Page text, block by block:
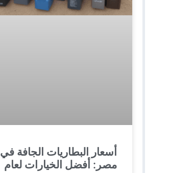
أسعار البطاريات الجافة في
مصر: أفضل الخيارات لعام